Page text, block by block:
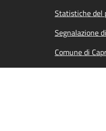
Statistiche del
Segnalazione
Comune di